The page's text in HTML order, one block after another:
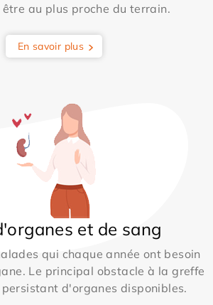
au plus proche du terrain.
En savoir plus
et de sang
qui chaque année ont besoin
Le principal obstacle à la greffe
d'organes disponibles.